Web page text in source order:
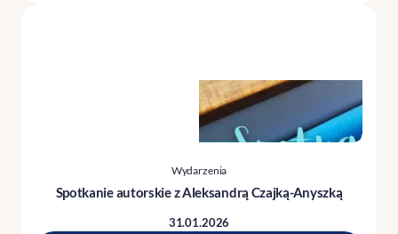
Wydarzenia
Spotkanie autorskie z Aleksandrą Czajką-Anyszką
31.01.2026